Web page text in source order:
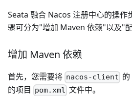
Seata 融合 Nacos 注册中心的操作
骤可分为"增加 Maven 依赖"以及"
增加 Maven 依赖
首先，您需要将 nacos-client
的项目 pom.xml 文件中。